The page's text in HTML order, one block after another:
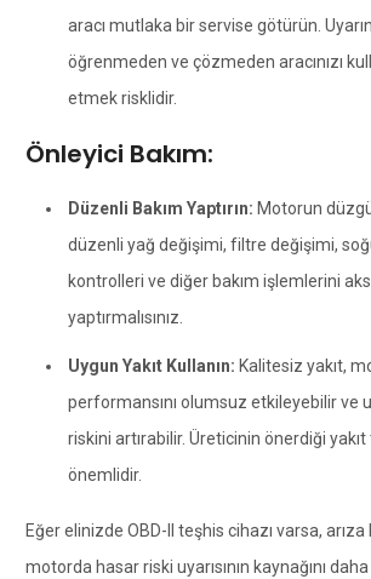
aracı mutlaka bir servise götürün.
öğrenmeden ve çözmeden aracınızı
etmek risklidir.
Önleyici Bakım:
Düzenli Bakım Yaptırın: Motorun
düzenli yağ değişimi, filtre değişimi,
kontrolleri ve diğer bakım işlemlerini
yaptırmalısınız.
Uygun Yakıt Kullanın: Kalitesiz yakıt,
performansını olumsuz etkileyebilir ve
riskini artırabilir. Üreticinin önerdiği
önemlidir.
Eğer elinizde OBD-II teşhis cihazı varsa, arıza
motorda hasar riski uyarısının kaynağını daha